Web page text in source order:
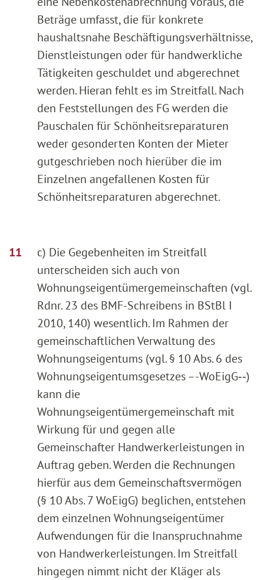
Beträge umfasst, die für konkrete
haushaltsnahe Beschäftigungsverhältnisse,
Dienstleistungen oder für handwerkliche
Tätigkeiten geschuldet und abgerechnet
werden. Hieran fehlt es im Streitfall. Nach
den Feststellungen des FG werden die
Pauschalen für Schönheitsreparaturen
weder gesonderten Konten der Mieter
gutgeschrieben noch hierüber die im
Einzelnen angefallenen Kosten für
Schönheitsreparaturen abgerechnet.
c) Die Gegebenheiten im Streitfall
unterscheiden sich auch von
Wohnungseigentümergemeinschaften (vgl.
Rdnr. 23 des BMF-Schreibens in BStBl I
2010, 140) wesentlich. Im Rahmen der
gemeinschaftlichen Verwaltung des
Wohnungseigentums (vgl. § 10 Abs. 6 des
Wohnungseigentumsgesetzes –-WoEigG‑‑)
kann die
Wohnungseigentümergemeinschaft mit
Wirkung für und gegen alle
Gemeinschafter Handwerkerleistungen in
Auftrag geben. Werden die Rechnungen
hierfür aus dem Gemeinschaftsvermögen
(§ 10 Abs. 7 WoEigG) beglichen, entstehen
dem einzelnen Wohnungseigentümer
Aufwendungen für die Inanspruchnahme
von Handwerkerleistungen. Im Streitfall
hingegen nimmt nicht der Kläger als